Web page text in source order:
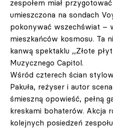
zespołem miał
umieszczona na sondach
pokonywać wszechświat –
mieszkańców kosmosu. Ta
kanwą spektaklu ,,Złote
Muzycznego Capitol.
Wśród czterech ścian
Pakuła, reżyser i autor
śmieszną opowieść, pełną
kreskami bohaterów. Akcja
kolejnych posiedzeń